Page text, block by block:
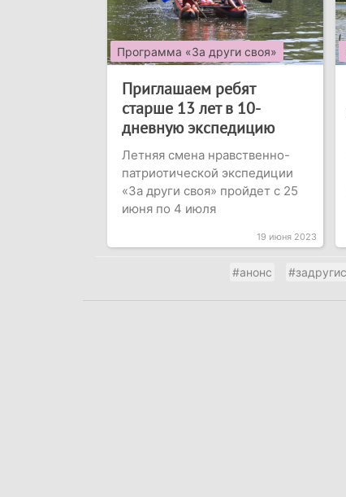
Программа «За други своя»
Приглашаем ребят
старше 13 лет в 10-
дневную экспедицию
Летняя смена нравственно-
патриотической экспедиции
«За други своя» пройдет с 25
июня по 4 июля
19 июня 2023
#анонс